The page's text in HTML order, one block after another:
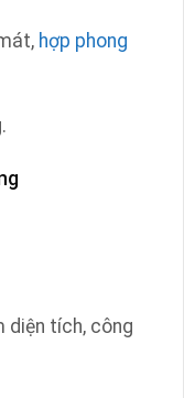
hợp phong
diện tích, công